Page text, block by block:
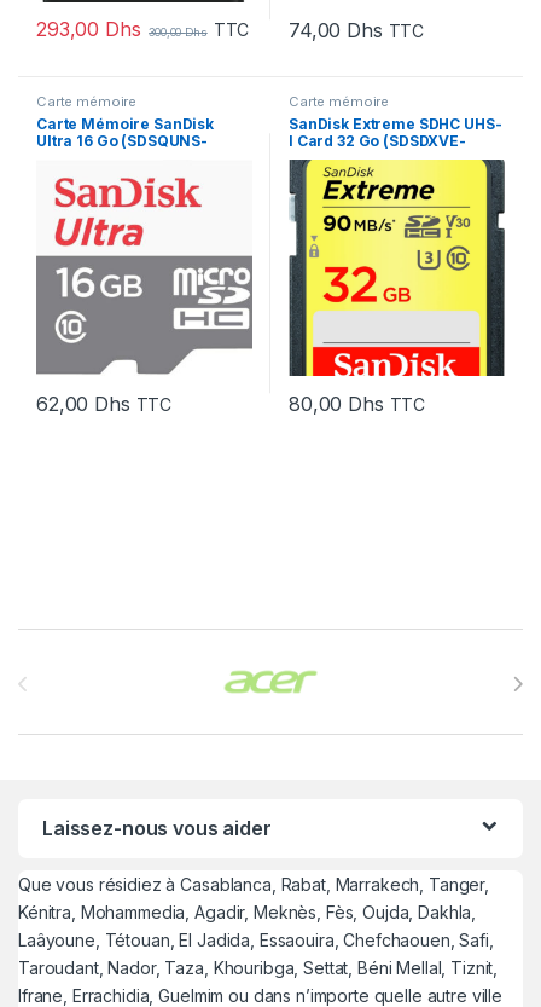
293,00 Dhs 300,00Dhs TTC 74,00 Dhs TTC
Carte mémoire
Carte Mémoire SanDisk
Ultra 16 Go (SDSQUNS-
62,00 Dhs TTC
Carte mémoire
SanDisk Extreme SDHC UHS-
I Card 32 Go (SDSDXVE-
032GNCIN)
80,00 Dhs TTC
Laissez-nous vous aider
Que vous résidiez à Casablanca, Rabat, Marrakech, Tanger,
Kénitra, Mohammedia, Agadir, Meknès, Fès, Oujda, Dakhla,
Laâyoune, Tétouan, El Jadida, Essaouira, Chefchaouen, Safi,
Taroudant, Nador, Taza, Khouribga, Settat, Béni Mellal, Tiznit,
Ifrane, Errachidia, Guelmim ou dans n’importe quelle autre ville